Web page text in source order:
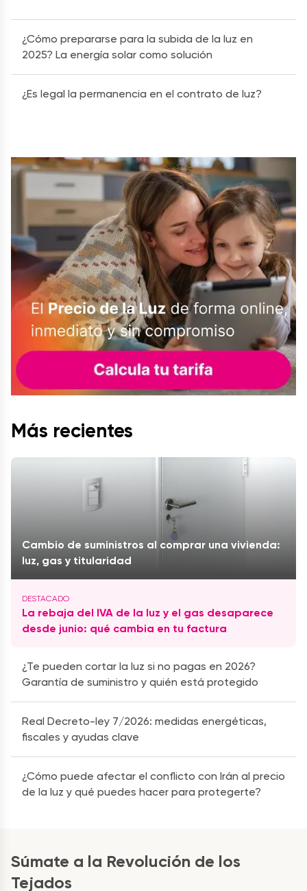
¿Cómo prepararse para la subida de la luz en
2025? La energía solar como solución
¿Es legal la permanencia en el contrato de luz?
Más recientes
Cambio de suministros al comprar una vivienda:
luz, gas y titularidad
La rebaja del IVA de la luz y el gas desaparece
desde junio: qué cambia en tu factura
¿Te pueden cortar la luz si no pagas en 2026?
Garantía de suministro y quién está protegido
Real Decreto-ley 7/2026: medidas energéticas,
fiscales y ayudas clave
¿Cómo puede afectar el conflicto con Irán al precio
de la luz y qué puedes hacer para protegerte?
Súmate a la Revolución de los
Tejados